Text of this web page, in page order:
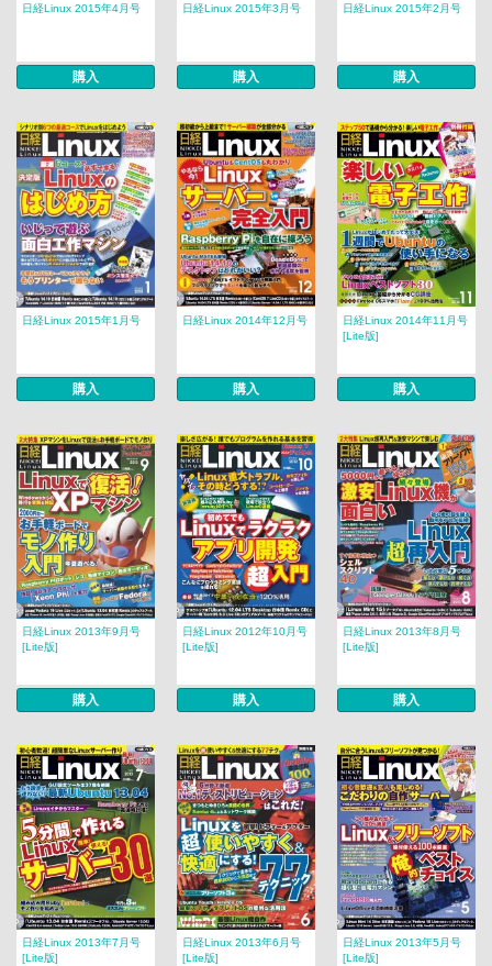
日経Linux 2015年4月号
購入
日経Linux 2015年3月号
購入
日経Linux 2015年2月号
購入
日経Linux 2015年1月号
購入
日経Linux 2014年12月号
購入
日経Linux 2014年11月号
[Lite版]
購入
日経Linux 2013年9月号
[Lite版]
購入
日経Linux 2012年10月号
[Lite版]
購入
日経Linux 2013年8月号
[Lite版]
購入
日経Linux 2013年7月号
[Lite版]
日経Linux 2013年6月号
[Lite版]
日経Linux 2013年5月号
[Lite版]